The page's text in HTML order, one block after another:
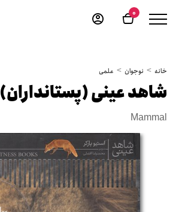
0
خانه نوجوان علمی
شاهد عینی (پستانداران)
Mammal